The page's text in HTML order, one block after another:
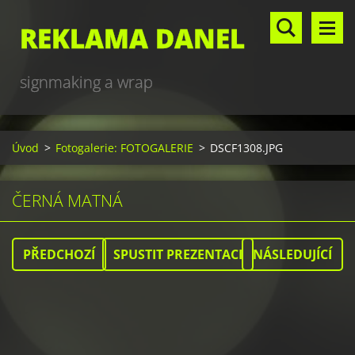
REKLAMA DANEL
signmaking a wrap
Úvod > Fotogalerie: FOTOGALERIE > DSCF1308.JPG
ČERNÁ MATNÁ
PŘEDCHOZÍ SPUSTIT PREZENTACI NÁSLEDUJÍCÍ